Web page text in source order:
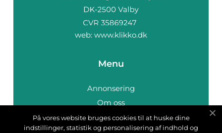
web: www.klikko.dk
Menu
Annonsering
Om oss
Cookies
Kontakta oss
På vores website bruges cookies til at huske dine
indstillinger, statistik og personalisering af indhold og